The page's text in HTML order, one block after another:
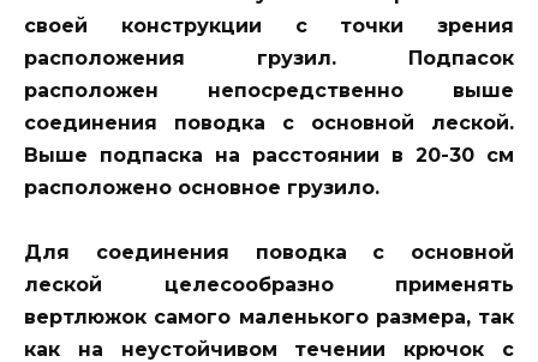
своей конструкции с точки зрения
расположения грузил. Подпасок
расположен непосредственно выше
соединения поводка с основной леской.
Выше подпаска на расстоянии в 20-30 см
расположено основное грузило.
Для соединения поводка с основной
леской целесообразно применять
вертлюжок самого маленького размера, так
как на неустойчивом течении крючок с